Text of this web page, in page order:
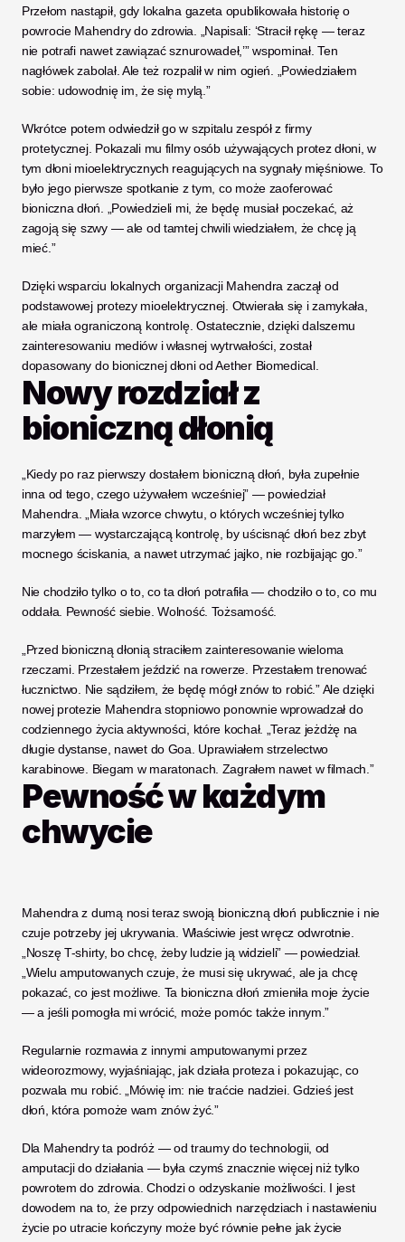
Przełom nastąpił, gdy lokalna gazeta opublikowała historię o
powrocie Mahendry do zdrowia. „Napisali: ‘Stracił rękę — teraz
nie potrafi nawet zawiązać sznurowadeł,’” wspominał. Ten
nagłówek zabolał. Ale też rozpalił w nim ogień. „Powiedziałem
sobie: udowodnię im, że się mylą.”
Wkrótce potem odwiedził go w szpitalu zespół z firmy
protetycznej. Pokazali mu filmy osób używających protez dłoni, w
tym dłoni mioelektrycznych reagujących na sygnały mięśniowe. To
było jego pierwsze spotkanie z tym, co może zaoferować
bioniczna dłoń. „Powiedzieli mi, że będę musiał poczekać, aż
zagoją się szwy — ale od tamtej chwili wiedziałem, że chcę ją
mieć.”
Dzięki wsparciu lokalnych organizacji Mahendra zaczął od
podstawowej protezy mioelektrycznej. Otwierała się i zamykała,
ale miała ograniczoną kontrolę. Ostatecznie, dzięki dalszemu
zainteresowaniu mediów i własnej wytrwałości, został
dopasowany do bionicznej dłoni od Aether Biomedical.
Nowy rozdział z
bioniczną dłonią
„Kiedy po raz pierwszy dostałem bioniczną dłoń, była zupełnie
inna od tego, czego używałem wcześniej” — powiedział
Mahendra. „Miała wzorce chwytu, o których wcześniej tylko
marzyłem — wystarczającą kontrolę, by uścisnąć dłoń bez zbyt
mocnego ściskania, a nawet utrzymać jajko, nie rozbijając go.”
Nie chodziło tylko o to, co ta dłoń potrafiła — chodziło o to, co mu
oddała. Pewność siebie. Wolność. Tożsamość.
„Przed bioniczną dłonią straciłem zainteresowanie wieloma
rzeczami. Przestałem jeździć na rowerze. Przestałem trenować
łucznictwo. Nie sądziłem, że będę mógł znów to robić.” Ale dzięki
nowej protezie Mahendra stopniowo ponownie wprowadzał do
codziennego życia aktywności, które kochał. „Teraz jeżdżę na
długie dystanse, nawet do Goa. Uprawiałem strzelectwo
karabinowe. Biegam w maratonach. Zagrałem nawet w filmach.”
Pewność w każdym
chwycie
Mahendra z dumą nosi teraz swoją bioniczną dłoń publicznie i nie
czuje potrzeby jej ukrywania. Właściwie jest wręcz odwrotnie.
„Noszę T-shirty, bo chcę, żeby ludzie ją widzieli” — powiedział.
„Wielu amputowanych czuje, że musi się ukrywać, ale ja chcę
pokazać, co jest możliwe. Ta bioniczna dłoń zmieniła moje życie
— a jeśli pomogła mi wrócić, może pomóc także innym.”
Regularnie rozmawia z innymi amputowanymi przez
wideorozmowy, wyjaśniając, jak działa proteza i pokazując, co
pozwala mu robić. „Mówię im: nie traćcie nadziei. Gdzieś jest
dłoń, która pomoże wam znów żyć.”
Dla Mahendry ta podróż — od traumy do technologii, od
amputacji do działania — była czymś znacznie więcej niż tylko
powrotem do zdrowia. Chodzi o odzyskanie możliwości. I jest
dowodem na to, że przy odpowiednich narzędziach i nastawieniu
życie po utracie kończyny może być równie pełne jak życie